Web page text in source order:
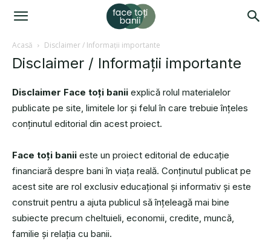
Acasă Disclaimer / Informații importante
Disclaimer / Informații importante
Disclaimer Face toți banii explică rolul materialelor
publicate pe site, limitele lor și felul în care trebuie înțeles
conținutul editorial din acest proiect.
Face toți banii este un proiect editorial de educație
financiară despre bani în viața reală. Conținutul publicat pe
acest site are rol exclusiv educațional și informativ și este
construit pentru a ajuta publicul să înțeleagă mai bine
subiecte precum cheltuieli, economii, credite, muncă,
familie și relația cu banii.